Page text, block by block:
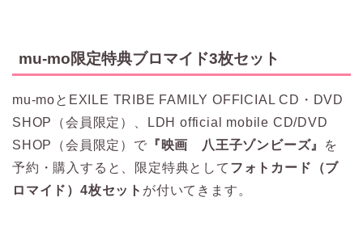
mu-mo限定特典ブロマイド3枚セット
mu-moとEXILE TRIBE FAMILY OFFICIAL CD・DVD
SHOP（会員限定）、LDH official mobile CD/DVD
SHOP（会員限定）で 『映画 八王子ゾンビーズ』
を
予約・購入すると、限定特典として フォトカード（ブ
ロマイド）4枚セット が付いてきます。